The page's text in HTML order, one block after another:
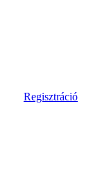
Regisztráció